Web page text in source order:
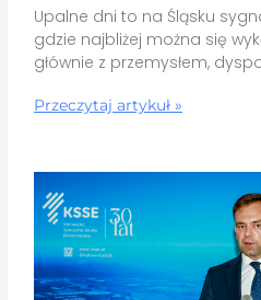
Upalne dni to na Śląsku
gdzie najbliżej można się
głównie z przemysłem,
Przeczytaj artykuł »